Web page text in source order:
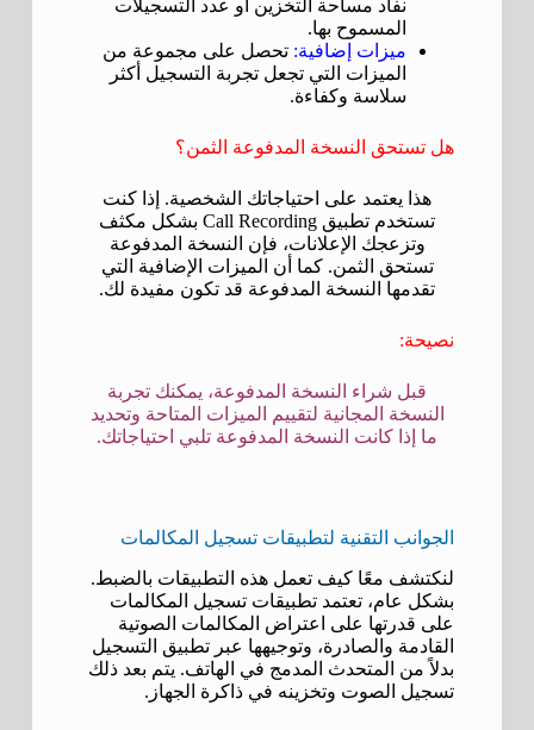
نفاد مساحة التخزين أو عدد التسجيلات
المسموح بها.
ميزات إضافية: تحصل على مجموعة من
الميزات التي تجعل تجربة التسجيل أكثر
سلاسة وكفاءة.
هل تستحق النسخة المدفوعة الثمن؟
هذا يعتمد على احتياجاتك الشخصية. إذا كنت
تستخدم تطبيق Call Recording بشكل مكثف
وتزعجك الإعلانات، فإن النسخة المدفوعة
تستحق الثمن. كما أن الميزات الإضافية التي
تقدمها النسخة المدفوعة قد تكون مفيدة لك.
نصيحة:
قبل شراء النسخة المدفوعة، يمكنك تجربة
النسخة المجانية لتقييم الميزات المتاحة وتحديد
ما إذا كانت النسخة المدفوعة تلبي احتياجاتك.
الجوانب التقنية لتطبيقات تسجيل المكالمات
لنكتشف معًا كيف تعمل هذه التطبيقات بالضبط.
بشكل عام، تعتمد تطبيقات تسجيل المكالمات
على قدرتها على اعتراض المكالمات الصوتية
القادمة والصادرة، وتوجيهها عبر تطبيق التسجيل
بدلاً من المتحدث المدمج في الهاتف. يتم بعد ذلك
تسجيل الصوت وتخزينه في ذاكرة الجهاز.